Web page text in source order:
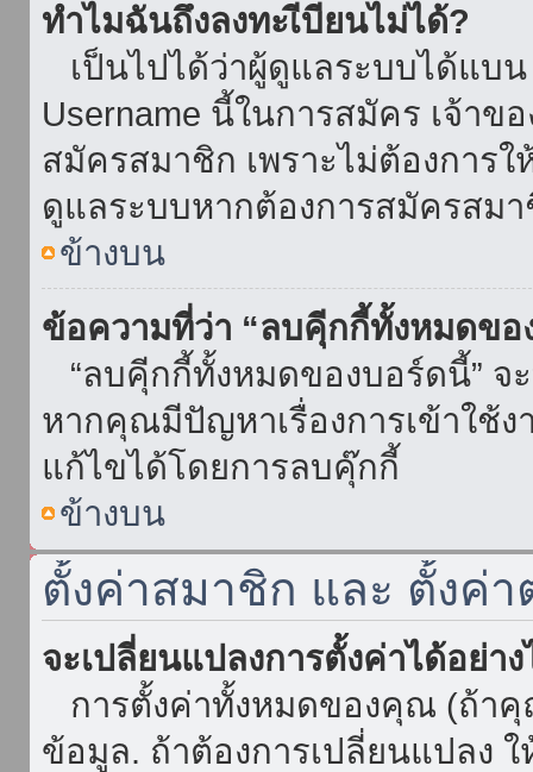
ทำไมฉันถึงลงทะเีบียนไม่ได้?
เป็นไปได้ว่าผู้ดูแลระบบได้แบ
Username นี้ในการสมัคร เจ้าข
สมัครสมาชิก เพราะไม่ต้องการ
ดูแลระบบหากต้องการสมัครสม
ข้างบน
ข้อความที่ว่า “ลบคุีกกี้ทั้งหมดขอ
“ลบคุีกกี้ทั้งหมดของบอร์ดนี้” จ
หากคุณมีปัญหาเรื่องการเข้าใช้
แก้ไขได้โดยการลบคุ๊กกี้
ข้างบน
ตั้งค่าสมาชิก และ ตั้งค่า
จะเปลี่ยนแปลงการตั้งค่าได้อย่าง
การตั้งค่าทั้งหมดของคุณ (ถ้าคุ
ข้อมูล. ถ้าต้องการเปลี่ยนแปลง